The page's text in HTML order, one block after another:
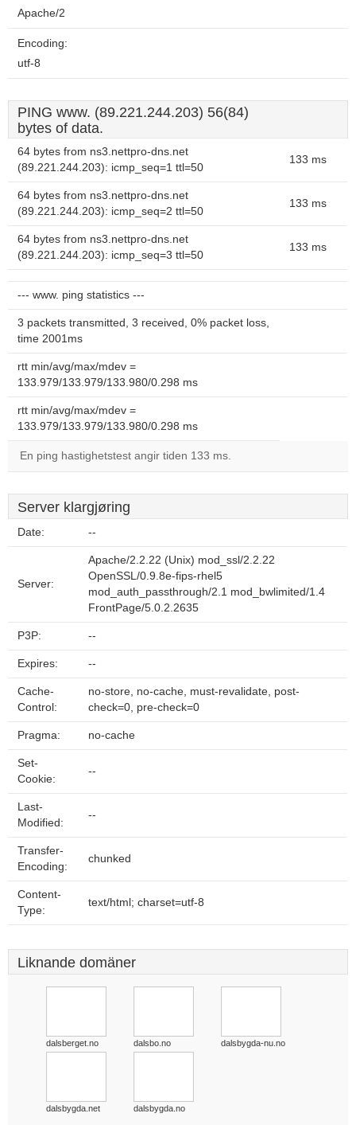
Apache/2
Encoding:
utf-8
PING www. (89.221.244.203) 56(84)
bytes of data.
64 bytes from ns3.nettpro-dns.net
(89.221.244.203): icmp_seq=1 ttl=50
133 ms
64 bytes from ns3.nettpro-dns.net
(89.221.244.203): icmp_seq=2 ttl=50
133 ms
64 bytes from ns3.nettpro-dns.net
(89.221.244.203): icmp_seq=3 ttl=50
133 ms
--- www. ping statistics ---
3 packets transmitted, 3 received, 0% packet loss,
time 2001ms
rtt min/avg/max/mdev =
133.979/133.979/133.980/0.298 ms
rtt min/avg/max/mdev =
133.979/133.979/133.980/0.298 ms
En ping hastighetstest angir tiden 133 ms.
Server klargjøring
Date: --
Server:
Apache/2.2.22 (Unix) mod_ssl/2.2.22
OpenSSL/0.9.8e-fips-rhel5
mod_auth_passthrough/2.1 mod_bwlimited/1.4
FrontPage/5.0.2.2635
P3P: --
Expires: --
Cache-
Control:
no-store, no-cache, must-revalidate, post-
check=0, pre-check=0
Pragma: no-cache
Set-
Cookie:
--
Last-
Modified:
--
Transfer-
Encoding:
chunked
Content-
Type:
text/html; charset=utf-8
Liknande domäner
dalsberget.no dalsbo.no dalsbygda-nu.no
dalsbygda.net dalsbygda.no